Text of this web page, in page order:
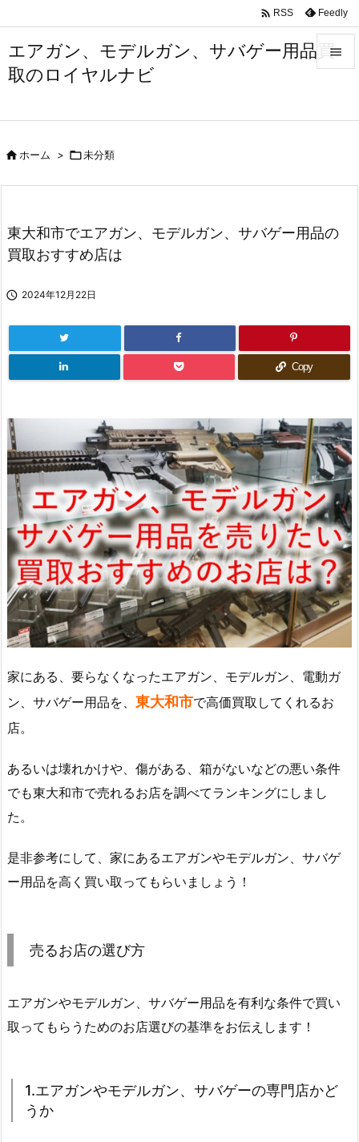
エアガン、モデルガン、サバゲー用品買
取のロイヤルナビ


前へ
 RSS Feedly
ホーム > 未分類
東大和市でエアガン、モデルガン、サバゲー用品の
買取おすすめ店は
 2024年12月22日
Copy
家にある、要らなくなったエアガン、モデルガン、電動ガ
ン、サバゲー用品を、 東大和市で高価買取してくれるお
店。
あるいは壊れかけや、傷がある、箱がないなどの悪い条件
でも東大和市で売れるお店を調べてランキングにしまし
た。
是非参考にして、家にあるエアガンやモデルガン、サバゲ
ー用品を高く買い取ってもらいましょう！
売るお店の選び方
エアガンやモデルガン、サバゲー用品を有利な条件で買い
取ってもらうためのお店選びの基準をお伝えします！
1.エアガンやモデルガン、サバゲーの専門店かど
うか